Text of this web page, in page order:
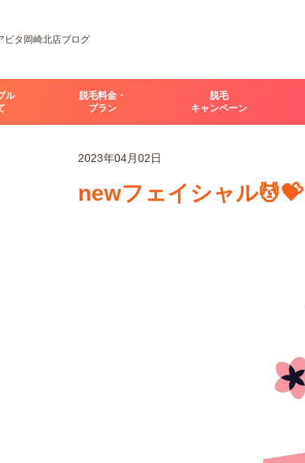
ピタ岡崎北店ブログ
ル
脱毛料金・
プラン
脱毛
キャンペーン
2023年04月02日
newフェイシャル💆💝